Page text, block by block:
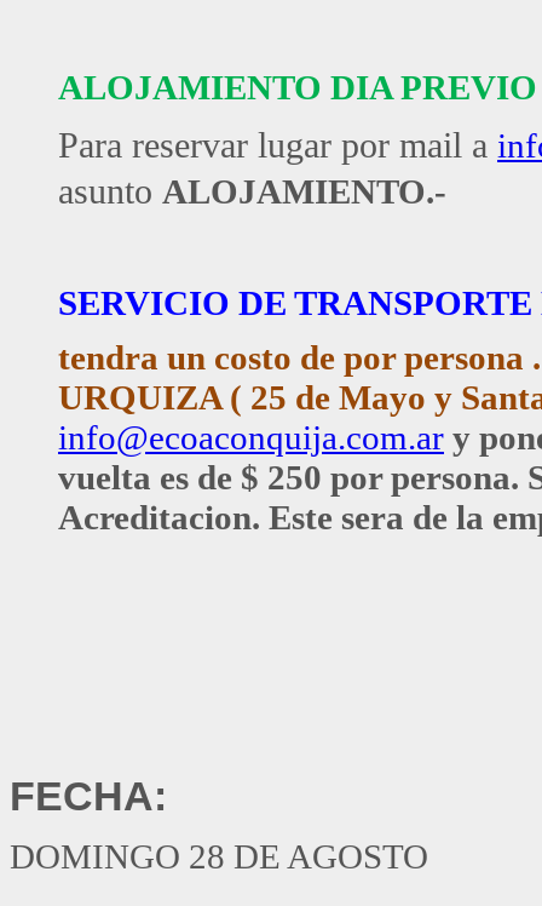
ALOJAMIENTO DIA
Para reservar lugar por mail a
asunto ALOJAMIENTO.-
SERVICIO DE
tendra un costo de por persona
URQUIZA ( 25 de Mayo y
info@ecoaconquija.com.ar y
vuelta es de $ 250 por persona.
Acreditacion. Este sera de la
FECHA:
DOMINGO 28 DE AGOSTO